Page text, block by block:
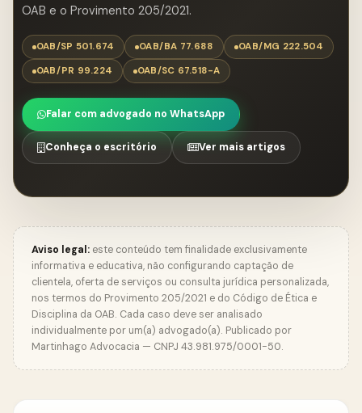
OAB e o Provimento 205/2021.
OAB/SP 501.674 OAB/BA 77.688
OAB/MG 222.504
OAB/PR 99.224
OAB/SC 67.518-A
Falar com advogado no WhatsApp
Conheça o escritório Ver mais artigos
Aviso legal: este conteúdo tem finalidade exclusivamente
informativa e educativa, não configurando captação de
clientela, oferta de serviços ou consulta jurídica personalizada,
nos termos do Provimento 205/2021 e do Código de Ética e
Disciplina da OAB. Cada caso deve ser analisado
individualmente por um(a) advogado(a). Publicado por
Martinhago Advocacia — CNPJ 43.981.975/0001-50.